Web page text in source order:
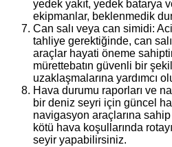
yedek yakıt, yedek batarya
ekipmanlar, beklenmedik
Can salı veya can simidi:
tahliye gerektiğinde, can
araçlar hayati öneme
mürettebatın güvenli bir
uzaklaşmalarına yardımcı
Hava durumu raporları ve
bir deniz seyri için güncel
navigasyon araçlarına
kötü hava koşullarında
seyir yapabilirsiniz.